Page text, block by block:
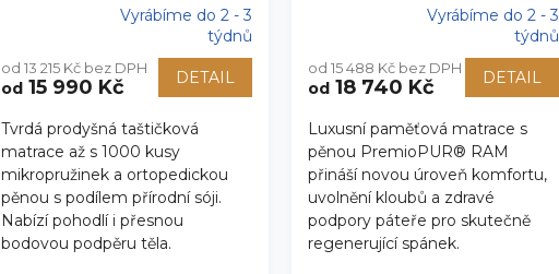
produktu
je
z
5
hvězdiček.
Vyrábíme do 2 - 3
týdnů
od 13 215 Kč bez DPH
od 15 990 Kč DETAIL
Tvrdá prodyšná taštičková
matrace až s 1000 kusy
mikropružinek a ortopedickou
pěnou s podílem přírodní sóji.
Nabízí pohodlí i přesnou
bodovou podpěru těla.
produktu
je
z
5
hvězdiček.
Vyrábíme do 2 - 3
týdnů
od 15 488 Kč bez DPH
od18 740 Kč DETAIL
Luxusní paměťová matrace s
pěnou PremioPUR® RAM
přináší novou úroveň komfortu,
uvolnění kloubů a zdravé
podpory páteře pro skutečně
regenerující spánek.